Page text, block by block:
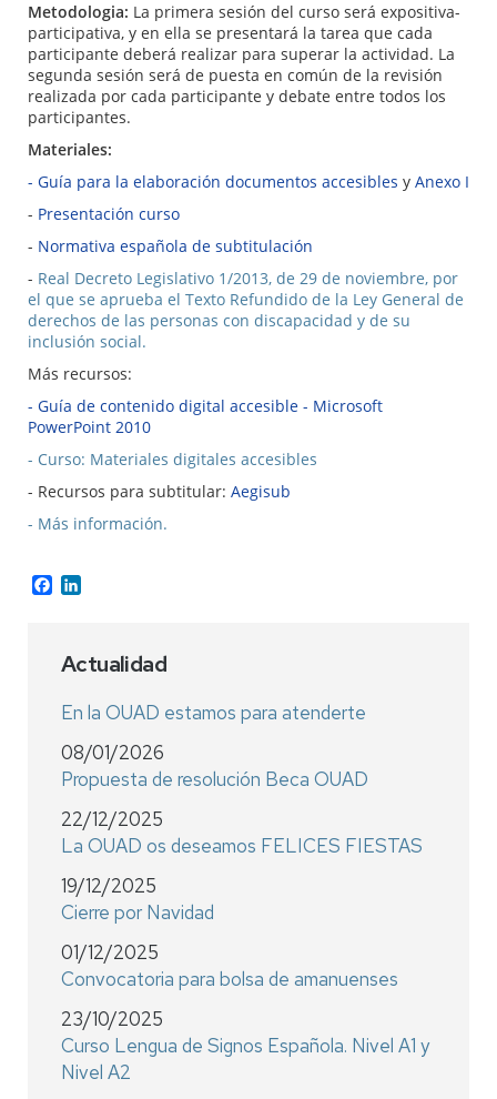
Metodologia: La primera sesión del curso será expositiva-
participativa, y en ella se presentará la tarea que cada
participante deberá realizar para superar la actividad. La
segunda sesión será de puesta en común de la revisión
realizada por cada participante y debate entre todos los
participantes.
Materiales:
- Guía para la elaboración documentos accesibles y Anexo I
- Presentación curso
- Normativa española de subtitulación
- Real Decreto Legislativo 1/2013, de 29 de noviembre, por
el que se aprueba el Texto Refundido de la Ley General de
derechos de las personas con discapacidad y de su
inclusión social.
Más recursos:
- Guía de contenido digital accesible - Microsoft
PowerPoint 2010
- Curso: Materiales digitales accesibles
- Recursos para subtitular: Aegisub
- Más información.
Facebook
Actualidad
En la OUAD estamos para atenderte
08/01/2026
Propuesta de resolución Beca OUAD
22/12/2025
La OUAD os deseamos FELICES FIESTAS
19/12/2025
Cierre por Navidad
01/12/2025
Convocatoria para bolsa de amanuenses
23/10/2025
Curso Lengua de Signos Española. Nivel A1 y
Nivel A2